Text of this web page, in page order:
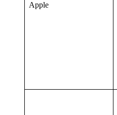
Apple